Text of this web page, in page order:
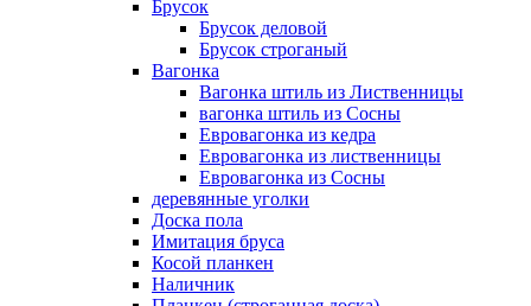
Брусок
Брусок деловой
Брусок строганый
Вагонка
Вагонка штиль из Лиственницы
вагонка штиль из Сосны
Евровагонка из кедра
Евровагонка из лиственницы
Евровагонка из Сосны
деревянные уголки
Доска пола
Имитация бруса
Косой планкен
Наличник